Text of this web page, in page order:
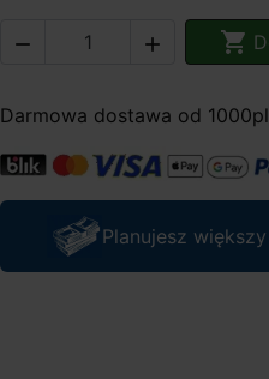
  
Darmowa dostawa od
Planujesz